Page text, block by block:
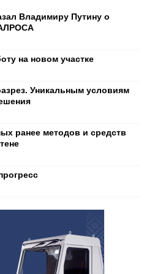
Владимиру Путину о
на новом участке
Уникальным условиям
ранее методов и средств